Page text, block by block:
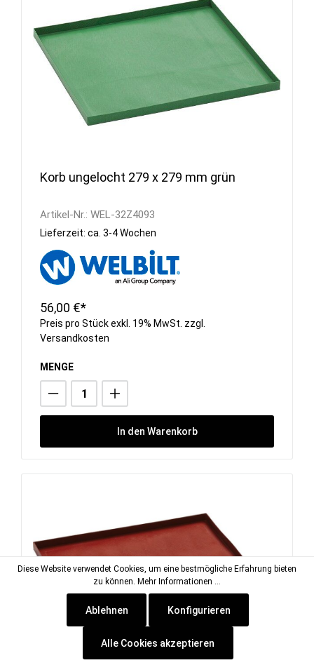
Korb ungelocht 279 x 279 mm grün
Artikel-Nr.: WEL-32Z4093
Lieferzeit: ca. 3-4 Wochen
56,00 €*
Preis pro Stück exkl. 19% MwSt. zzgl.
Versandkosten
MENGE
In den Warenkorb
Diese Website verwendet Cookies, um eine bestmögliche Erfahrung bieten
zu können. Mehr Informationen ...
Ablehnen Konfigurieren
Alle Cookies akzeptieren